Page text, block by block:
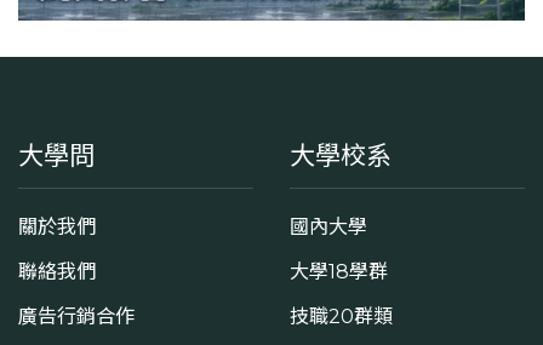
大學問
關於我們
聯絡我們
廣告行銷合作
大學校系
國內大學
大學18學群
技職20群類